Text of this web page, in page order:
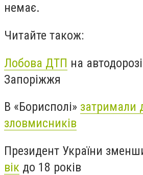
немає.
Читайте також:
Лобова ДТП на
Запоріжжя
В «Борисполі» затримали
зловмисників
Президент України
вік до 18 років